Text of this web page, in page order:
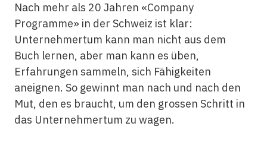
Nach mehr als 20 Jahren «Company
Programme» in der Schweiz ist klar:
Unternehmertum kann man nicht aus dem
Buch lernen, aber man kann es üben,
Erfahrungen sammeln, sich Fähigkeiten
aneignen. So gewinnt man nach und nach den
Mut, den es braucht, um den grossen Schritt in
das Unternehmertum zu wagen.